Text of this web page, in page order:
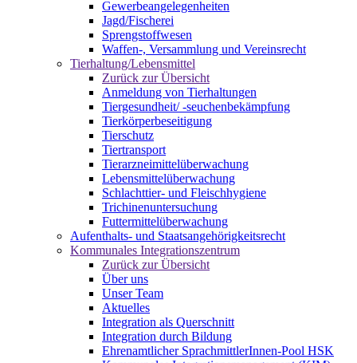
Gewerbeangelegenheiten
Jagd/Fischerei
Sprengstoffwesen
Waffen-, Versammlung und Vereinsrecht
Tierhaltung/Lebensmittel
Zurück zur Übersicht
Anmeldung von Tierhaltungen
Tiergesundheit/ -seuchenbekämpfung
Tierkörperbeseitigung
Tierschutz
Tiertransport
Tierarzneimittelüberwachung
Lebensmittelüberwachung
Schlachttier- und Fleischhygiene
Trichinenuntersuchung
Futtermittelüberwachung
Aufenthalts- und Staatsangehörigkeitsrecht
Kommunales Integrationszentrum
Zurück zur Übersicht
Über uns
Unser Team
Aktuelles
Integration als Querschnitt
Integration durch Bildung
Ehrenamtlicher SprachmittlerInnen-Pool HSK